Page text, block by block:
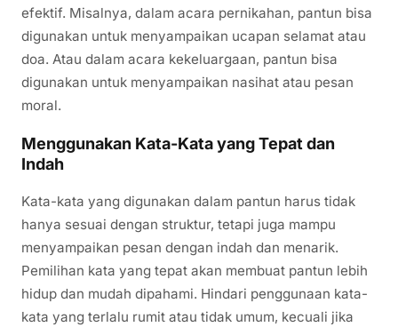
efektif. Misalnya, dalam acara pernikahan, pantun bisa
digunakan untuk menyampaikan ucapan selamat atau
doa. Atau dalam acara kekeluargaan, pantun bisa
digunakan untuk menyampaikan nasihat atau pesan
moral.
Menggunakan Kata-Kata yang Tepat dan
Indah
Kata-kata yang digunakan dalam pantun harus tidak
hanya sesuai dengan struktur, tetapi juga mampu
menyampaikan pesan dengan indah dan menarik.
Pemilihan kata yang tepat akan membuat pantun lebih
hidup dan mudah dipahami. Hindari penggunaan kata-
kata yang terlalu rumit atau tidak umum, kecuali jika